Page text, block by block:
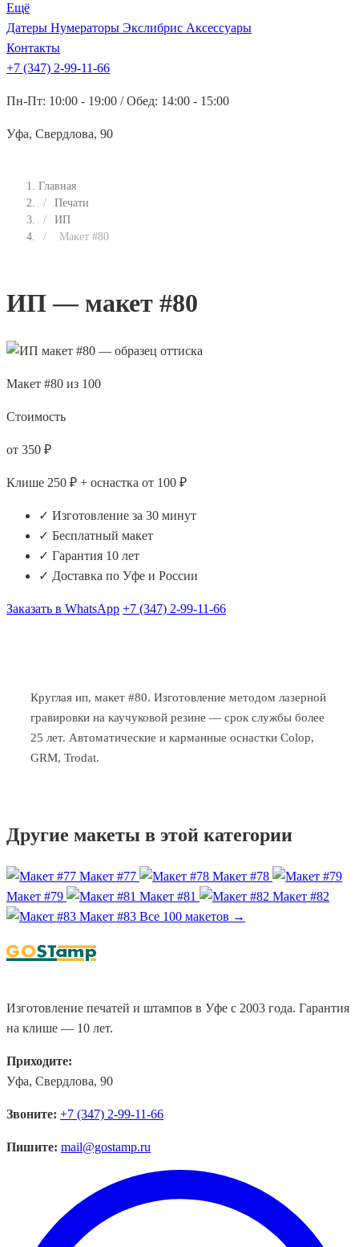
Ещё
Датеры Нумераторы Экслибрис Аксессуары
Контакты
+7 (347) 2-99-11-66
Пн-Пт: 10:00 - 19:00 / Обед: 14:00 - 15:00
Уфа, Свердлова, 90
Главная
/
Печати
/
ИП
/
Макет #80
ИП — макет #80
Макет #80 из 100
Стоимость
от 350 ₽
Клише 250 ₽ + оснастка от 100 ₽
✓ Изготовление за 30 минут
✓ Бесплатный макет
✓ Гарантия 10 лет
✓ Доставка по Уфе и России
Заказать в WhatsApp +7 (347) 2-99-11-66
Круглая ип, макет #80. Изготовление методом лазерной
гравировки на каучуковой резине — срок службы более
25 лет. Автоматические и карманные оснастки Colop,
GRM, Trodat.
Другие макеты в этой категории
Макет #77
Макет #78
Макет #79
Макет #81
Макет #82
Макет #83 Все 100 макетов →
Изготовление печатей и штампов в Уфе с 2003 года. Гарантия
на клише — 10 лет.
Приходите:
Уфа, Свердлова, 90
Звоните: +7 (347) 2-99-11-66
Пишите: mail@gostamp.ru